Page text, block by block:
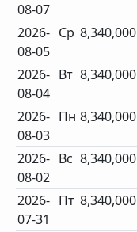
08-07
2026-
08-05
Ср 8,340,000
2026-
08-04
Вт 8,340,000
2026-
08-03
Пн 8,340,000
2026-
08-02
Вс 8,340,000
2026-
07-31
Пт 8,340,000